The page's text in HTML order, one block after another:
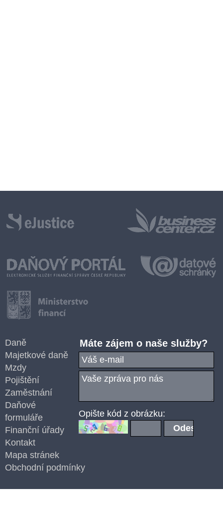
Máte zájem o naše služby?
Opište kód z obrázku:
Daně
Majetkové daně
Mzdy
Pojištění
Zaměstnání
Daňové
formuláře
Finanční úřady
Kontakt
Mapa stránek
Obchodní podmínky